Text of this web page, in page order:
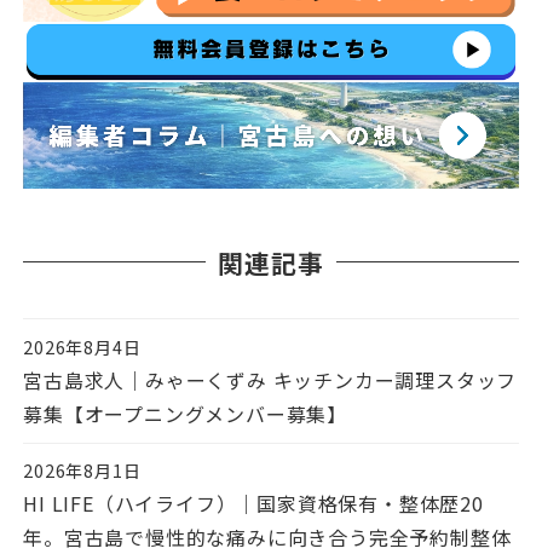
関連記事
投稿日
2026年8月4日
宮古島求人｜みゃーくずみ キッチンカー調理スタッフ
募集【オープニングメンバー募集】
投稿日
2026年8月1日
HI LIFE（ハイライフ）｜国家資格保有・整体歴20
年。宮古島で慢性的な痛みに向き合う完全予約制整体